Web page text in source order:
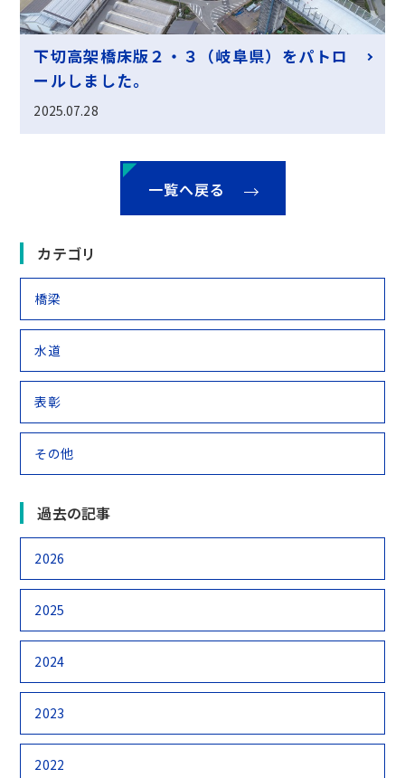
下切高架橋床版２・３（岐阜県）をパトロ
ールしました。
2025.07.28
一覧へ戻る
カテゴリ
橋梁
水道
表彰
その他
過去の記事
2026
2025
2024
2023
2022